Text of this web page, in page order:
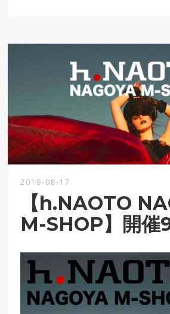
2019-08-17
【h.NAOTO
M-SHOP】開催